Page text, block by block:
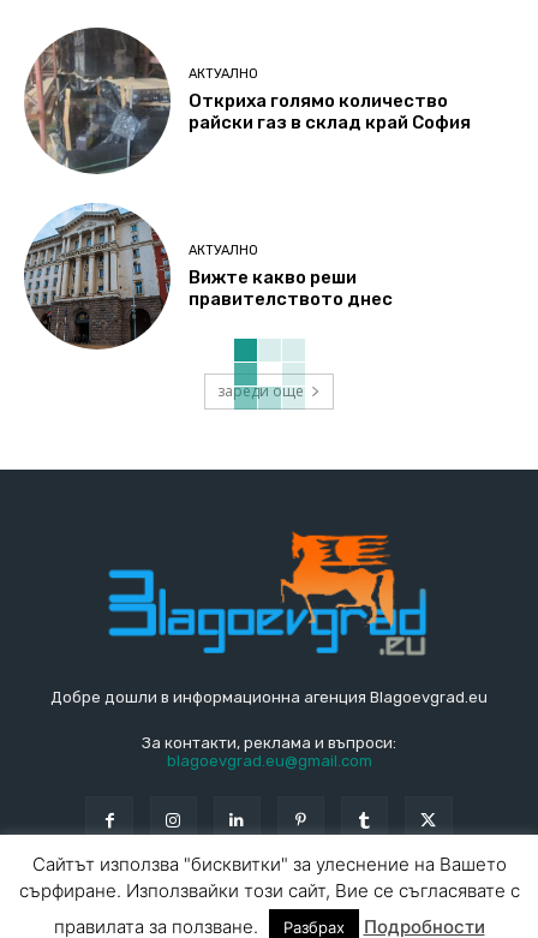
АКТУАЛНО
Откриха голямо количество
райски газ в склад край София
АКТУАЛНО
Вижте какво реши
правителството днес
зареди още
Добре дошли в информационна агенция Blagoevgrad.eu
За контакти, реклама и въпроси:
blagoevgrad.eu@gmail.com
© Blagoevgrad.EU 2010 - 2026 Общи условия |
Сайтът използва "бисквитки" за улеснение на Вашето
сърфиране. Използвайки този сайт, Вие се съгласявате с
правилата за ползване.
Разбрах Подробности